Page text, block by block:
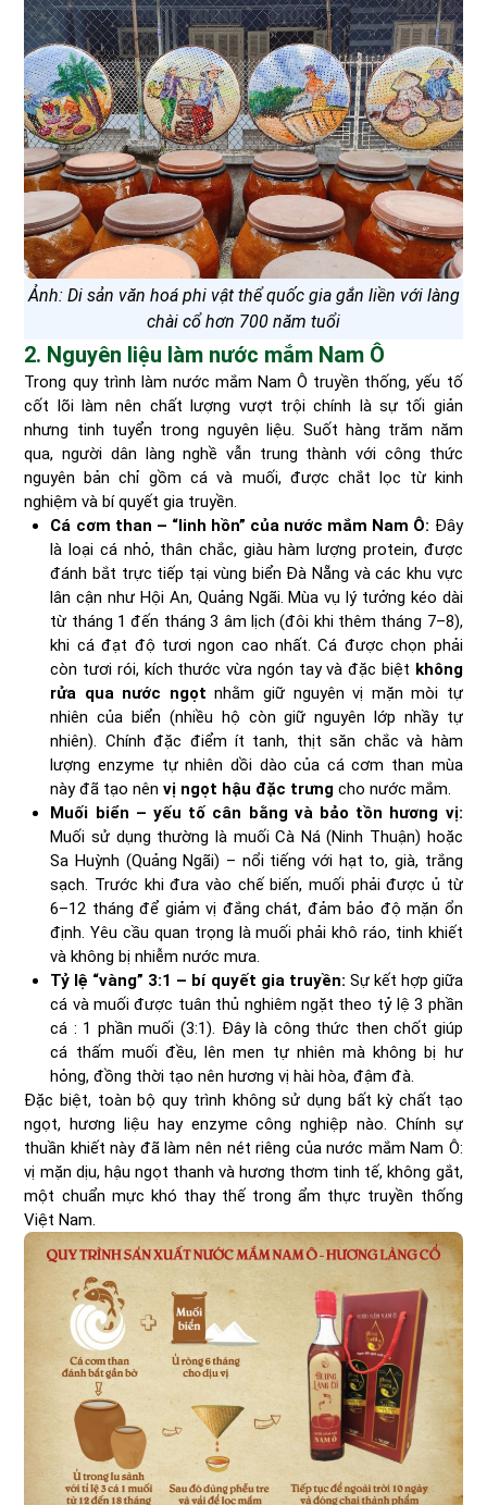
Ảnh: Di sản văn hoá phi vật thể quốc gia gắn liền với làng
chài cổ hơn 700 năm tuổi
2. Nguyên liệu làm nước mắm Nam Ô
Trong quy trình làm nước mắm Nam Ô truyền thống, yếu tố
cốt lõi làm nên chất lượng vượt trội chính là sự tối giản
nhưng tinh tuyển trong nguyên liệu. Suốt hàng trăm năm
qua, người dân làng nghề vẫn trung thành với công thức
nguyên bản chỉ gồm cá và muối, được chắt lọc từ kinh
nghiệm và bí quyết gia truyền.
Cá cơm than – “linh hồn” của nước mắm Nam Ô: Đây
là loại cá nhỏ, thân chắc, giàu hàm lượng protein, được
đánh bắt trực tiếp tại vùng biển Đà Nẵng và các khu vực
lân cận như Hội An, Quảng Ngãi. Mùa vụ lý tưởng kéo dài
từ tháng 1 đến tháng 3 âm lịch (đôi khi thêm tháng 7–8),
khi cá đạt độ tươi ngon cao nhất. Cá được chọn phải
còn tươi rói, kích thước vừa ngón tay và đặc biệt không
rửa qua nước ngọt nhằm giữ nguyên vị mặn mòi tự
nhiên của biển (nhiều hộ còn giữ nguyên lớp nhầy tự
nhiên). Chính đặc điểm ít tanh, thịt săn chắc và hàm
lượng enzyme tự nhiên dồi dào của cá cơm than mùa
này đã tạo nênvị ngọt hậu đặc trưng cho nước mắm.
Muối biển – yếu tố cân bằng và bảo tồn hương vị:
Muối sử dụng thường là muối Cà Ná (Ninh Thuận) hoặc
Sa Huỳnh (Quảng Ngãi) – nổi tiếng với hạt to, già, trắng
sạch. Trước khi đưa vào chế biến, muối phải được ủ từ
6–12 tháng để giảm vị đắng chát, đảm bảo độ mặn ổn
định. Yêu cầu quan trọng là muối phải khô ráo, tinh khiết
và không bị nhiễm nước mưa.
Tỷ lệ “vàng” 3:1 – bí quyết gia truyền: Sự kết hợp giữa
cá và muối được tuân thủ nghiêm ngặt theo tỷ lệ 3 phần
cá : 1 phần muối (3:1). Đây là công thức then chốt giúp
cá thấm muối đều, lên men tự nhiên mà không bị hư
hỏng, đồng thời tạo nên hương vị hài hòa, đậm đà.
Đặc biệt, toàn bộ quy trình không sử dụng bất kỳ chất tạo
ngọt, hương liệu hay enzyme công nghiệp nào. Chính sự
thuần khiết này đã làm nên nét riêng của nước mắm Nam Ô:
vị mặn dịu, hậu ngọt thanh và hương thơm tinh tế, không gắt,
một chuẩn mực khó thay thế trong ẩm thực truyền thống
Việt Nam.